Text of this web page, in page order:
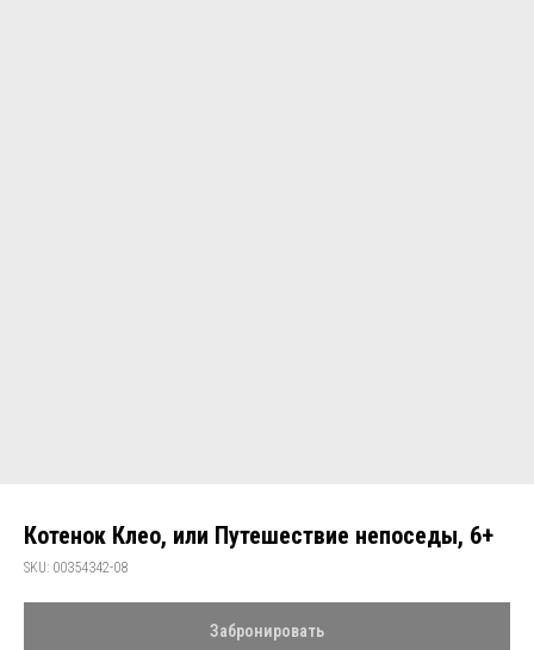
Котенок Клео, или Путешествие непоседы, 6+
SKU: 00354342-08
Забронировать